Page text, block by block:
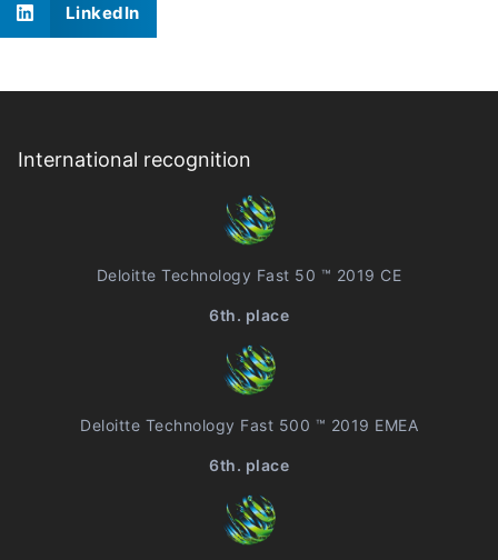
LinkedIn
International recognition
Deloitte Technology Fast 50 ™ 2019 CE
6th. place
Deloitte Technology Fast 500 ™ 2019 EMEA
6th. place